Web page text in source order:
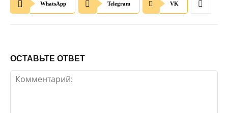
WhatsApp Telegram VK
ОСТАВЬТЕ ОТВЕТ